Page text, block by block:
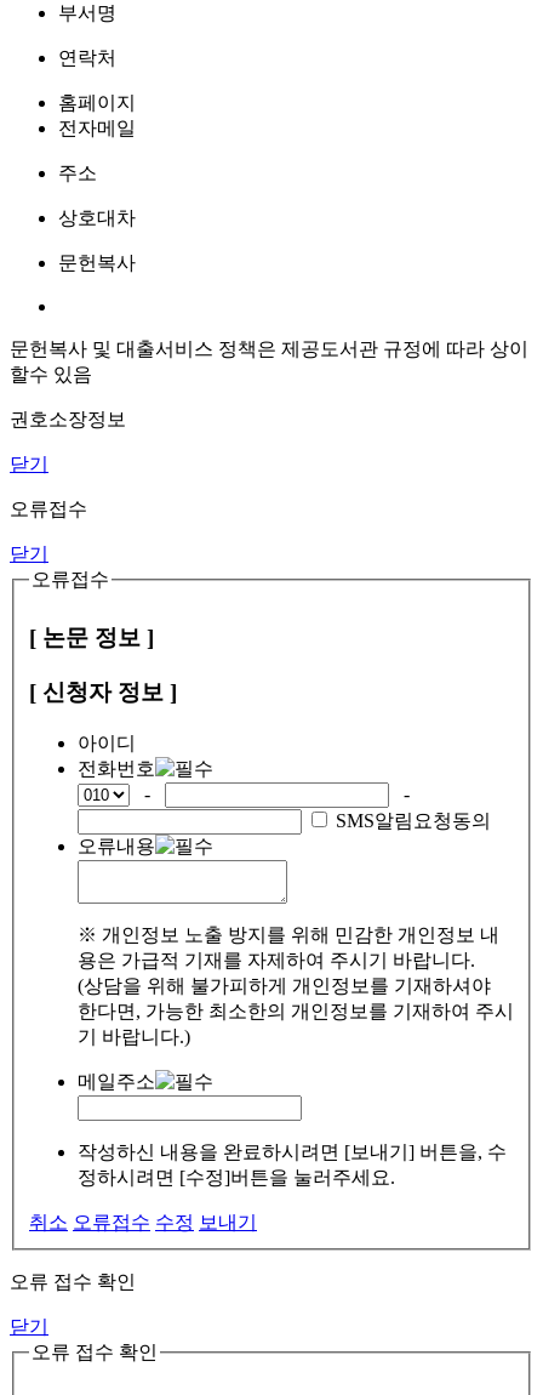
부서명
연락처
홈페이지
전자메일
주소
상호대차
문헌복사
문헌복사 및 대출서비스 정책은 제공도서관 규정에 따라 상이
할수 있음
권호소장정보
닫기
오류접수
닫기
오류접수
[ 논문 정보 ]
[ 신청자 정보 ]
아이디
전화번호
-
-
SMS알림요청동의
오류내용
※ 개인정보 노출 방지를 위해 민감한 개인정보 내
용은 가급적 기재를 자제하여 주시기 바랍니다.
(상담을 위해 불가피하게 개인정보를 기재하셔야
한다면, 가능한 최소한의 개인정보를 기재하여 주시
기 바랍니다.)
메일주소
작성하신 내용을 완료하시려면 [보내기] 버튼을, 수
정하시려면 [수정]버튼을 눌러주세요.
취소 오류접수 수정 보내기
오류 접수 확인
닫기
오류 접수 확인